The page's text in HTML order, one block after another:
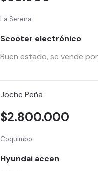
La Serena
Scooter electrónico
Buen estado, se vende
Joche Peña
Coquimbo
Hyundai accen
$2.800.000